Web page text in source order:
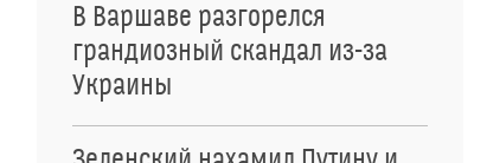
В Варшаве разгорелся
грандиозный скандал из-за
Украины